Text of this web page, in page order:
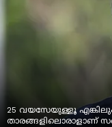
25 വയസേയുള്ളൂ
താരങ്ങളിലൊരാളാണ്